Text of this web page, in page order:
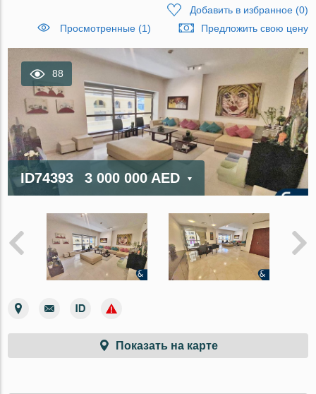
Добавить в избранное(0)
Просмотренные (1)
Предложить свою цену
88
ID74393 3 000 000 AED
Показать на карте